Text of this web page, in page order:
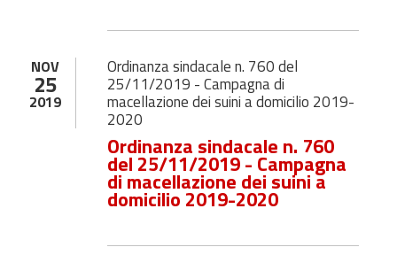
NOV
25
2019
Ordinanza sindacale n. 760 del
25/11/2019 - Campagna di
macellazione dei suini a domicilio 2019-
2020
Ordinanza sindacale n. 760
del 25/11/2019 - Campagna
di macellazione dei suini a
domicilio 2019-2020